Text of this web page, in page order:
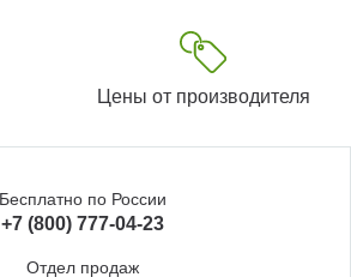
Цены от производителя
Бесплатно по России
+7 (800) 777-04-23
Отдел продаж